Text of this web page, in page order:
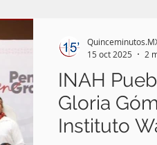
INAH
Gloria
Instituto
15 oct 2025
2